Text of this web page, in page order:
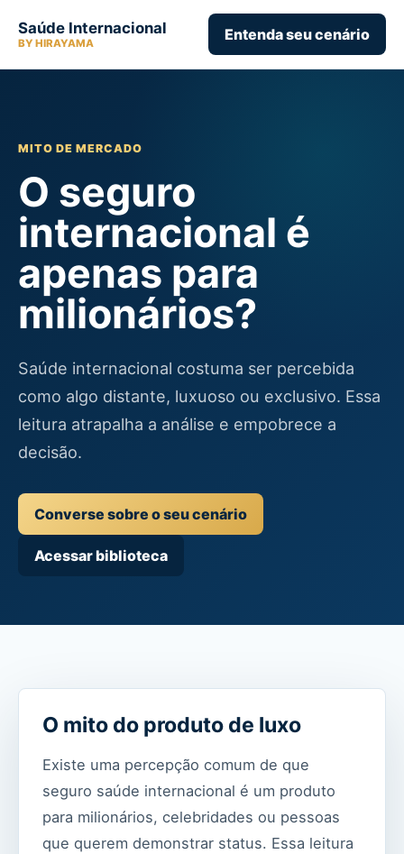
Saúde Internacional
BY HIRAYAMA Entenda seu cenário
MITO DE MERCADO
O seguro
internacional é
apenas para
milionários?
Saúde internacional costuma ser percebida
como algo distante, luxuoso ou exclusivo. Essa
leitura atrapalha a análise e empobrece a
decisão.
Converse sobre o seu cenário
Acessar biblioteca
O mito do produto de luxo
Existe uma percepção comum de que
seguro saúde internacional é um produto
para milionários, celebridades ou pessoas
que querem demonstrar status. Essa leitura